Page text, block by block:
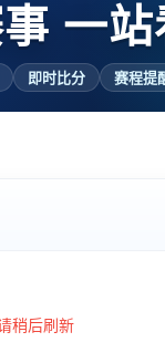
一站
即时比分 赛程提